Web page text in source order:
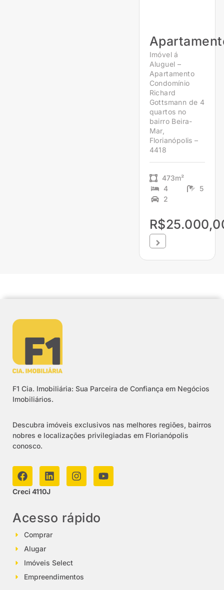
Imóvel á
Aluguel –
Apartamento
Condomínio
Richard
Gottsmann de 4
quartos no
bairro Beira-
Mar,
Florianópolis –
4418
473m²
4
5
2
F1 Cia. Imobiliária: Sua Parceira de Confiança em Negócios
Imobiliários.
Descubra imóveis exclusivos nas melhores regiões, bairros
nobres e localizações privilegiadas em Florianópolis
conosco.
Creci 4110J
Acesso rápido
Comprar
Alugar
Imóveis Select
Empreendimentos